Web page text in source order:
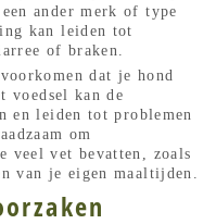
ander merk of type
kan leiden tot
of braken.
dat je hond
kan de
en leiden tot problemen
om
veel vet bevatten, zoals
van je eigen maaltijden.